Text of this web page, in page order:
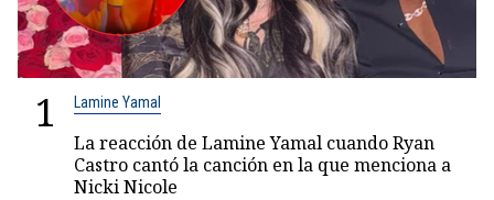
1 Lamine Yamal
La reacción de Lamine Yamal cuando Ryan
Castro cantó la canción en la que menciona a
Nicki Nicole